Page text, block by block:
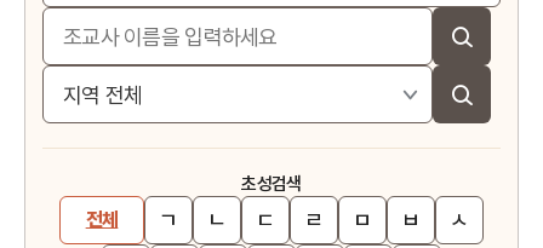
초성검색
전체 ㄱ ㄴ ㄷ ㄹ ㅁ ㅂ
ㅅ